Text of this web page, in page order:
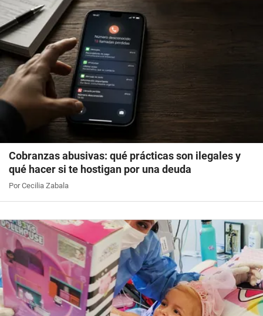
Cobranzas abusivas: qué prácticas son ilegales y
qué hacer si te hostigan por una deuda
Por Cecilia Zabala